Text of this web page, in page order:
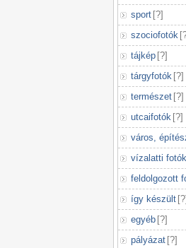
sport [?]
szociofotók [
tájkép [?]
tárgyfotók [?]
természet [?]
utcaifotók [?]
város,
vízalatti fotók
feldolgozott
így készült [?]
egyéb [?]
pályázat [?]